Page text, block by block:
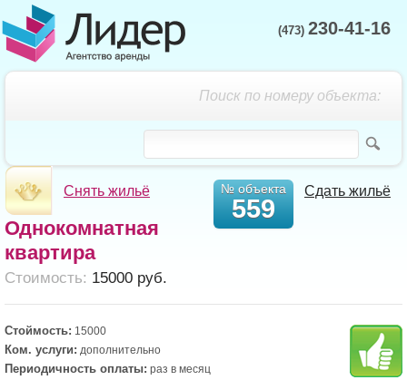
(473) 230-41-16
Поиск по номеру объекта:
Снять жильё Сдать жильё
№ объекта
559
Однокомнатная
квартира
Cтоимость: 15000 руб.
Стоймость: 15000
Ком. услуги: дополнительно
Периодичность оплаты: раз в месяц